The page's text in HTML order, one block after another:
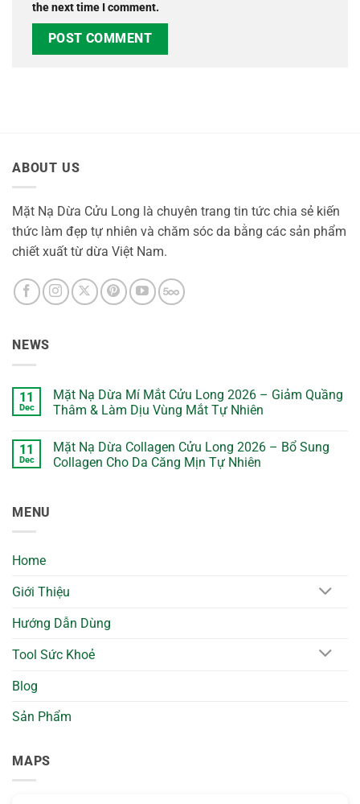
the next time I comment.
ABOUT US
Mặt Nạ Dừa Cửu Long là chuyên trang tin tức chia sẻ kiến
thức làm đẹp tự nhiên và chăm sóc da bằng các sản phẩm
chiết xuất từ dừa Việt Nam.
NEWS
11
Dec
Mặt Nạ Dừa Mí Mắt Cửu Long 2026 – Giảm Quầng
Thâm & Làm Dịu Vùng Mắt Tự Nhiên
on
Mặt
Nạ
Làm
Vùng
Mắt
11
Dec
Mặt Nạ Dừa Collagen Cửu Long 2026 – Bổ Sung
Collagen Cho Da Căng Mịn Tự Nhiên
Bổ
Collagen
Cho
Mịn
MENU
Home
Giới Thiệu
Hướng Dẫn Dùng
Tool Sức Khoẻ
Blog
Sản Phẩm
MAPS